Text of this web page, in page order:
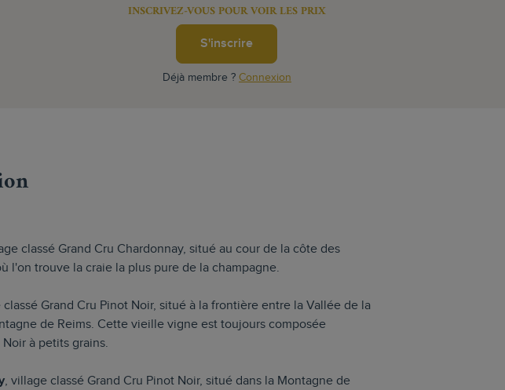
INSCRIVEZ-VOUS POUR VOIR LES PRIX
S'inscrire
Déjà membre ? Connexion
classé Grand Cru Chardonnay, situé au cour de la côte des
l'on trouve la craie la plus pure de la champagne.
classé Grand Cru Pinot Noir, situé à la frontière entre la Vallée de la
de Reims. Cette vieille vigne est toujours composée
à petits grains.
, village classé Grand Cru Pinot Noir, situé dans la Montagne de